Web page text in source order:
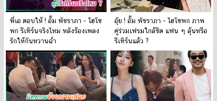
พี่เอ ตอบให้ ! อั้ม พัชราภา - ไฮโซ
พก รีเทิร์นจริงไหม หลังร้องเพลง
รักให้กันหวานฉ่ำ
อุ๊ย ! อั้ม พัชราภา - ไฮโซพก ภาพ
คู่ร่วมเฟรมใกล้ชิด แฟน ๆ ลุ้นหรือ
รีเทิร์นแล้ว ?